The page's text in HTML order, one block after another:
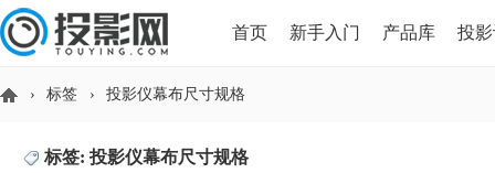
首页 新手入门 产品库 投
HDMI版本对比 导读
› 标签 › 投影仪幕布尺寸规格
标签: 投影仪幕布尺寸规格